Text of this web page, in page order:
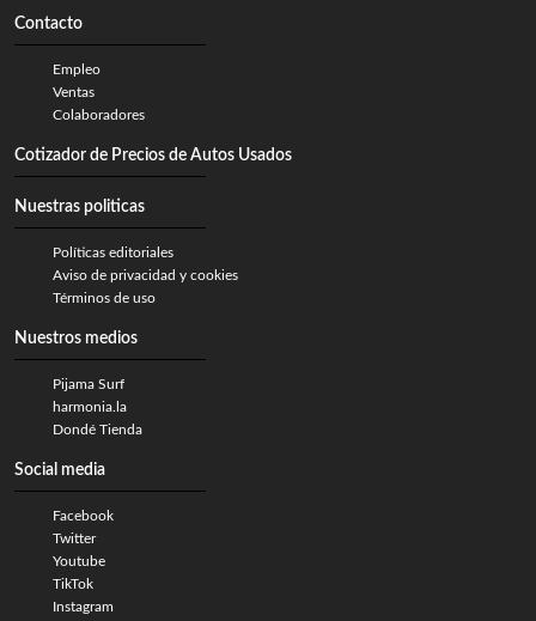
Contacto
Empleo
Ventas
Colaboradores
Cotizador de Precios de Autos Usados
Nuestras politicas
Políticas editoriales
Aviso de privacidad y cookies
Términos de uso
Nuestros medios
Pijama Surf
harmonia.la
Dondé Tienda
Social media
Facebook
Twitter
Youtube
TikTok
Instagram